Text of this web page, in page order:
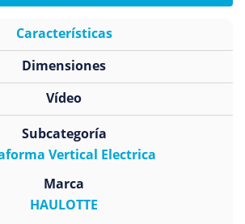
Características
Subcategoría
Vertical Electrica
Marca
HAULOTTE
Dimensiones
Vídeo